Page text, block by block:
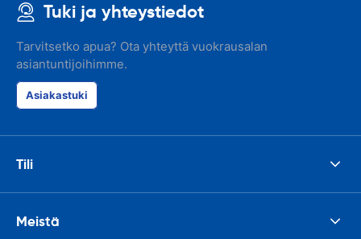
Tuki ja yhteystiedot
Tarvitsetko apua? Ota yhteyttä vuokrausalan
asiantuntijoihimme.
Asiakastuki
Tili
Meistä